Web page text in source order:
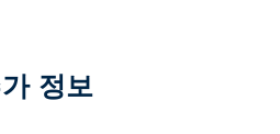
정보